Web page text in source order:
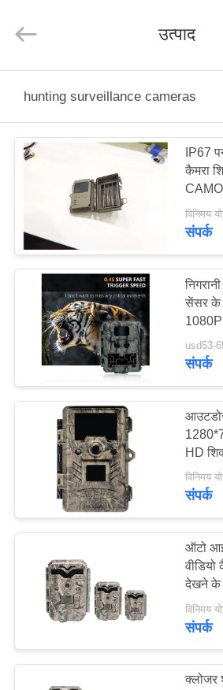
उत्पाद
हमारे
बारे
कारखाने
दौरा
गुणवत्ता
नियंत्रण
हमसे
समाचार
उद्धरण
Reserved.
उत्पाद
hunting surveillance cameras
IP67
कैमरा
विनिमय
संपर्क
सेंसर के
ट्रिगर
तक
usd53-
संपर्क
HD
विनिमय
संपर्क
ऑटो
देखने के
विनिमय
संपर्क
क्लोजर